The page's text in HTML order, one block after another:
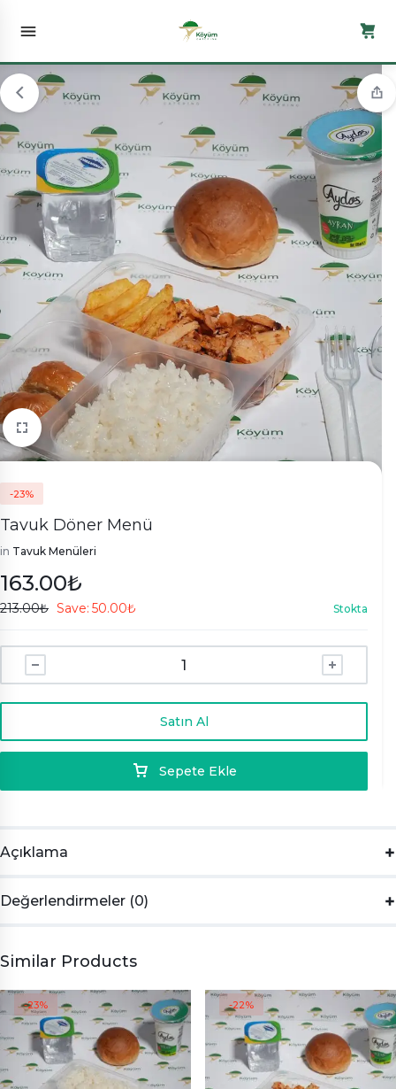
1/1
-23%
Tavuk Döner Menü
in Tavuk Menüleri
163.00₺
213.00₺ Save: 50.00₺ Stokta
Sepete Ekle
Satın Al
Açıklama
Değerlendirmeler (0)
Similar Products
-23% -22%